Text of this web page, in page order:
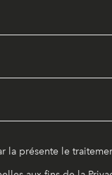
la présente le